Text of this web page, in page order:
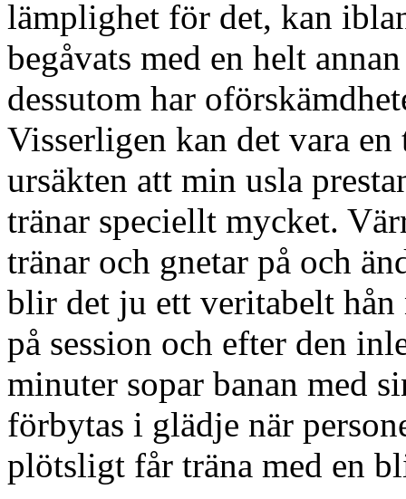
lämplighet för det, kan
begåvats med en helt
dessutom har
Visserligen kan det vara
ursäkten att min usla
tränar speciellt mycket.
tränar och gnetar på och
blir det ju ett veritabelt
på session och efter den
minuter sopar banan med
förbytas i glädje när
plötsligt får träna med en